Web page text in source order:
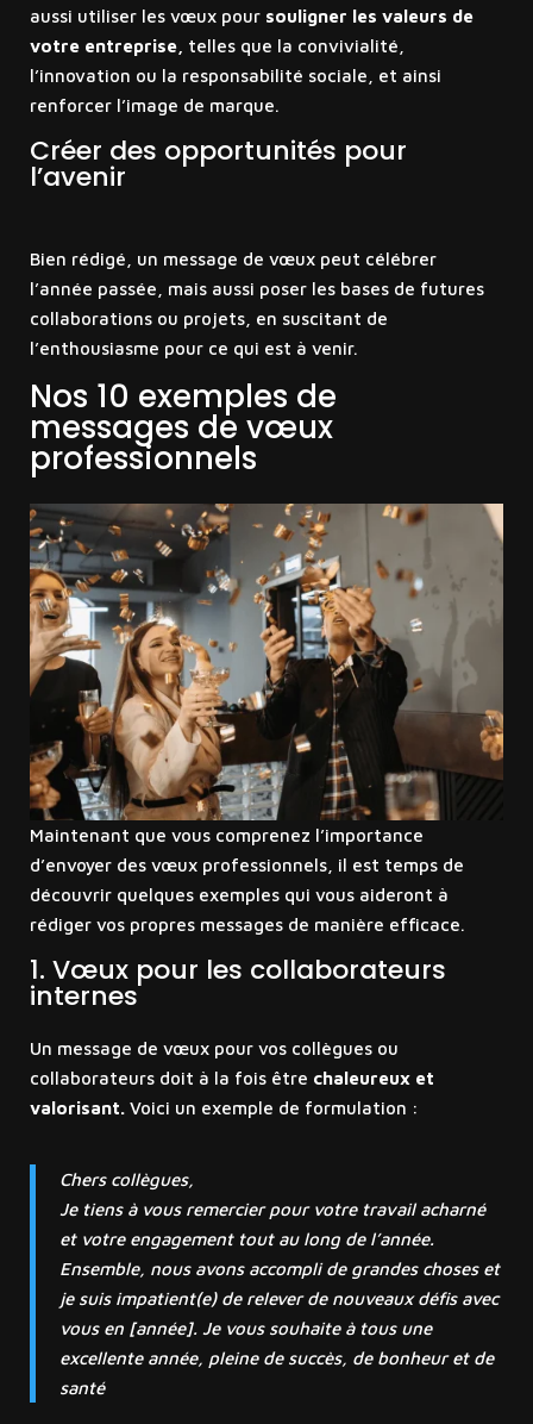
aussi utiliser les vœux pour souligner les valeurs de
votre entreprise, telles que la convivialité,
l’innovation ou la responsabilité sociale, et ainsi
renforcer l’image de marque.
Créer des opportunités pour
l’avenir
Bien rédigé, un message de vœux peut célébrer
l’année passée, mais aussi poser les bases de futures
collaborations ou projets, en suscitant de
l’enthousiasme pour ce qui est à venir.
Nos 10 exemples de
messages de vœux
professionnels
Maintenant que vous comprenez l’importance
d’envoyer des vœux professionnels, il est temps de
découvrir quelques exemples qui vous aideront à
rédiger vos propres messages de manière efficace.
1. Vœux pour les collaborateurs
internes
Un message de vœux pour vos collègues ou
collaborateurs doit à la fois être chaleureux et
valorisant.Voici un exemple de formulation :
Chers collègues,
Je tiens à vous remercier pour votre travail acharné
et votre engagement tout au long de l’année.
Ensemble, nous avons accompli de grandes choses et
je suis impatient(e) de relever de nouveaux défis avec
vous en [année]. Je vous souhaite à tous une
excellente année, pleine de succès, de bonheur et de
santé